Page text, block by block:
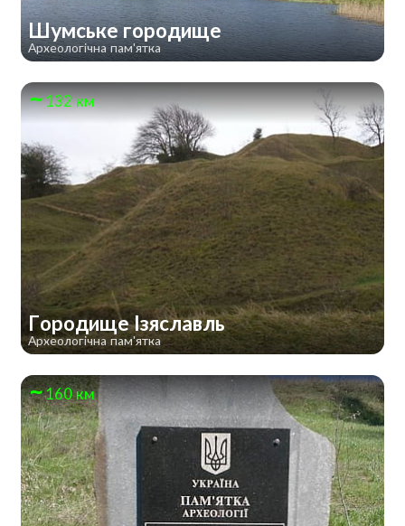
Шумське городище
Археологічна пам'ятка
132 км
Городище Ізяславль
Археологічна пам'ятка
160 км